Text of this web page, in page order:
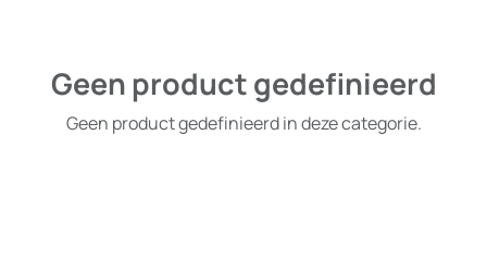
Geen product gedefinieerd
Geen product gedefinieerd in deze categorie.